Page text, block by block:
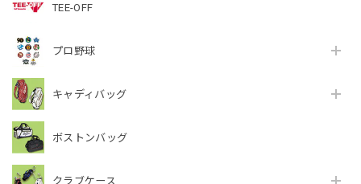
TEE-OFF
プロ野球
キャディバッグ
ボストンバッグ
クラブケース